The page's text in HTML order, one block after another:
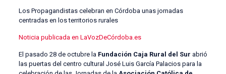
Los Propagandistas celebran en Córdoba unas jornadas
centradas en los territorios rurales
Noticia publicada en LaVozDeCórdoba.es
El pasado 28 de octubre la Fundación Caja Rural del Sur abrió
las puertas del centro cultural José Luis García Palacios para la